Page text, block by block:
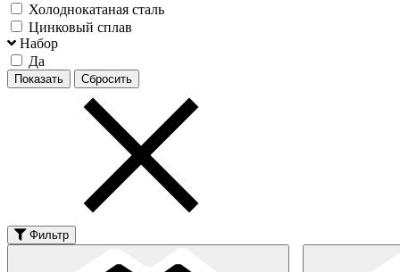
Холоднокатаная сталь
Цинковый сплав
Набор
Да
Фильтр